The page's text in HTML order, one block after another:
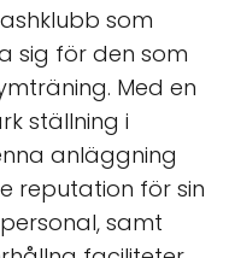
som
sig för den som
Med en
ställning i
anläggning
reputation för sin
samt